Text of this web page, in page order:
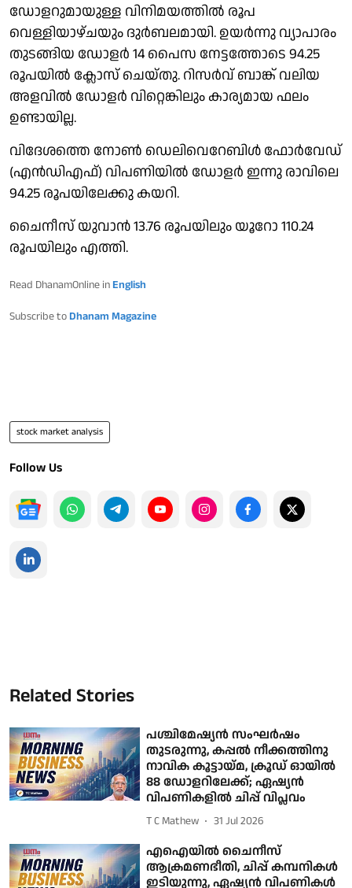
ഡോളറുമായുള്ള വിനിമയത്തില്‍ രൂപ
വെള്ളിയാഴ്ചയും ദുര്‍ബലമായി. ഉയര്‍ന്നു വ്യാപാരം
തുടങ്ങിയ ഡോളര്‍ 14 പൈസ നേട്ടത്തോടെ 94.25
രൂപയില്‍ ക്ലോസ് ചെയ്തു. റിസര്‍വ് ബാങ്ക് വലിയ
അളവില്‍ ഡോളര്‍ വിറ്റെങ്കിലും കാര്യമായ ഫലം
ഉണ്ടായില്ല.
വിദേശത്തെ നോണ്‍ ഡെലിവെറേബിള്‍ ഫോര്‍വേഡ്
(എന്‍ഡിഎഫ്) വിപണിയില്‍ ഡോളര്‍ ഇന്നു രാവിലെ
94.25 രൂപയിലേക്കു കയറി.
ചൈനീസ് യുവാന്‍ 13.76 രൂപയിലും യൂറോ 110.24
രൂപയിലും എത്തി.
Read DhanamOnline in English
Subscribe to Dhanam Magazine
stock market analysis
Follow Us
Related Stories
പശ്ചിമേഷ്യന്‍ സംഘര്‍ഷം
തുടരുന്നു, കപ്പല്‍ നീക്കത്തിനു
നാവിക കൂട്ടായ്മ, ക്രൂഡ് ഓയില്‍
88 ഡോളറിലേക്ക്; ഏഷ്യന്‍
വിപണികളില്‍ ചിപ്പ് വിപ്ലവം
T C Mathew 31 Jul 2026
എഐയില്‍ ചൈനീസ്
ആക്രമണഭീതി, ചിപ്പ് കമ്പനികള്‍
ഇടിയുന്നു, ഏഷ്യന്‍ വിപണികള്‍